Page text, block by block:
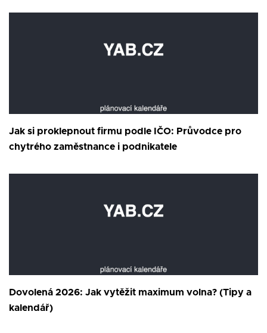
Jak si proklepnout firmu podle IČO: Průvodce pro
chytrého zaměstnance i podnikatele
Dovolená 2026: Jak vytěžit maximum volna? (Tipy a
kalendář)